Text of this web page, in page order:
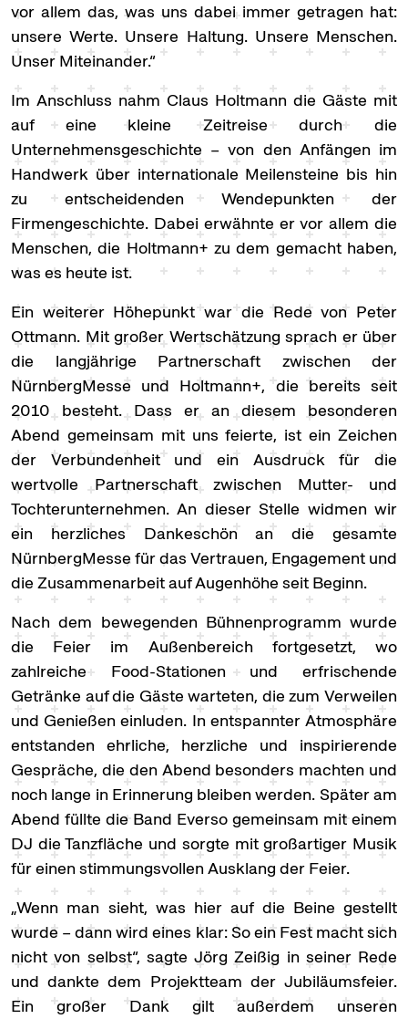
vor allem das, was uns dabei immer getragen hat:
unsere Werte. Unsere Haltung. Unsere Menschen.
Unser Miteinander.“
Im Anschluss nahm Claus Holtmann die Gäste mit
auf eine kleine Zeitreise durch die
Unternehmensgeschichte – von den Anfängen im
Handwerk über internationale Meilensteine bis hin
zu entscheidenden Wendepunkten der
Firmengeschichte. Dabei erwähnte er vor allem die
Menschen, die Holtmann+ zu dem gemacht haben,
was es heute ist.
Ein weiterer Höhepunkt war die Rede von Peter
Ottmann. Mit großer Wertschätzung sprach er über
die langjährige Partnerschaft zwischen der
NürnbergMesse und Holtmann+, die bereits seit
2010 besteht. Dass er an diesem besonderen
Abend gemeinsam mit uns feierte, ist ein Zeichen
der Verbundenheit und ein Ausdruck für die
wertvolle Partnerschaft zwischen Mutter- und
Tochterunternehmen. An dieser Stelle widmen wir
ein herzliches Dankeschön an die gesamte
NürnbergMesse für das Vertrauen, Engagement und
die Zusammenarbeit auf Augenhöhe seit Beginn.
Nach dem bewegenden Bühnenprogramm wurde
die Feier im Außenbereich fortgesetzt, wo
zahlreiche Food-Stationen und erfrischende
Getränke auf die Gäste warteten, die zum Verweilen
und Genießen einluden. In entspannter Atmosphäre
entstanden ehrliche, herzliche und inspirierende
Gespräche, die den Abend besonders machten und
noch lange in Erinnerung bleiben werden. Später am
Abend füllte die Band Everso gemeinsam mit einem
DJ die Tanzfläche und sorgte mit großartiger Musik
für einen stimmungsvollen Ausklang der Feier.
„Wenn man sieht, was hier auf die Beine gestellt
wurde – dann wird eines klar: So ein Fest macht sich
nicht von selbst“, sagte Jörg Zeißig in seiner Rede
und dankte dem Projektteam der Jubiläumsfeier.
Ein großer Dank gilt außerdem unseren